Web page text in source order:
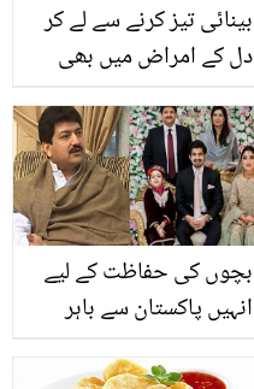
بینائی تیز کرنے سے لے کر
دل کے امراض میں بھی
مزیدار جوس بنانے کا
طریقہ اور اس کے زبردست
فائدے
بچوں کی حفاظت کے لیے
انہیں پاکستان سے باہر